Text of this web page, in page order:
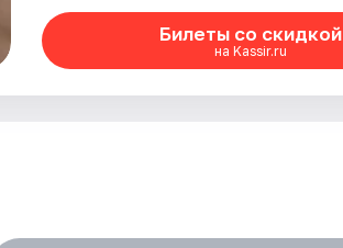
Билеты со скидкой
на Kassir.ru